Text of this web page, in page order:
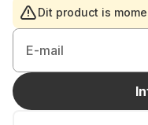
Dit product is
E-mail